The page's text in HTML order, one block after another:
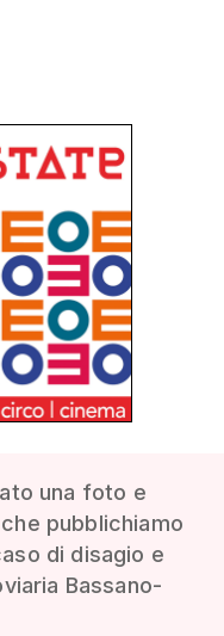
una foto e
pubblichiamo
di disagio e
Bassano-